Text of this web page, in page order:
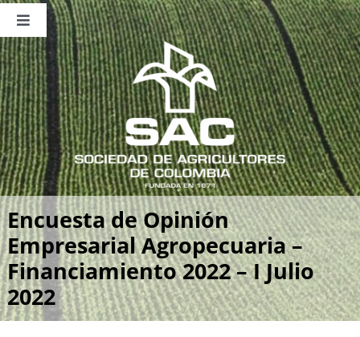
Saltar
contenido
Toggle
Navigation
Nosotros
Publicaciones
Sala de Prensa
Eventos
Encuesta de Opinión
Empresarial Agropecuaria –
Financiamiento 2022 – I Julio
2022